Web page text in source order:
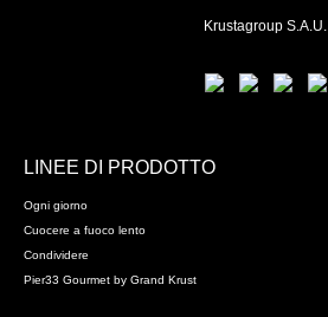
Krustagroup S.A.U.
LINEE DI PRODOTTO
Ogni giorno
Cuocere a fuoco lento
Condividere
Pier33 Gourmet by Grand Krust